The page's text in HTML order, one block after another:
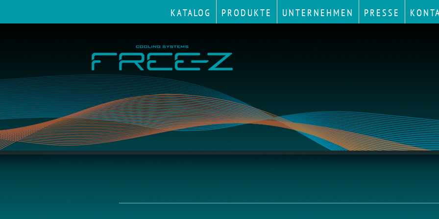
KATALOG PRODUKTE UNTERNEHMEN PRESSE